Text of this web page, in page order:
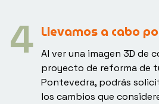
Llevamos a cabo
Al ver una imagen 3D de
proyecto de reforma de
Pontevedra, podrás
los cambios que